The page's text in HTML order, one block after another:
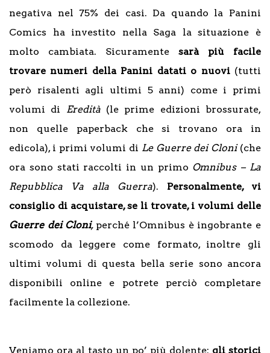
negativa nel 75% dei casi. Da quando la Panini
Comics ha investito nella Saga la situazione è
molto cambiata. Sicuramente sarà più facile
trovare numeri della Panini datati o nuovi (tutti
però risalenti agli ultimi 5 anni) come i primi
volumi di Eredità (le prime edizioni brossurate,
non quelle paperback che si trovano ora in
edicola), i primi volumi di Le Guerre dei Cloni(che
ora sono stati raccolti in un primo Omnibus – La
Repubblica Va alla Guerra). Personalmente, vi
consiglio di acquistare, se li trovate, i volumi delle
Guerre dei Cloni, perché l’Omnibus è ingobrante e
scomodo da leggere come formato, inoltre gli
ultimi volumi di questa bella serie sono ancora
disponibili online e potrete perciò completare
facilmente la collezione.
Veniamo ora al tasto un po’ più dolente: gli storici